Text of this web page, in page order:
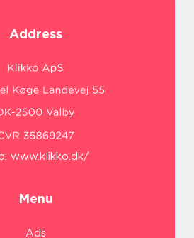
Address
www.klikko.dk/
Menu
Ads